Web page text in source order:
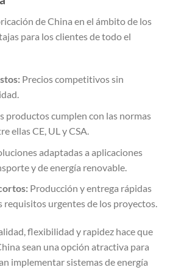
de China en el ámbito de los
para los clientes de todo el
Precios competitivos sin
productos cumplen con las normas
ellas CE, UL y CSA.
adaptadas a aplicaciones
y de energía renovable.
Producción y entrega rápidas
requisitos urgentes de los proyectos.
flexibilidad y rapidez hace que
sean una opción atractiva para
implementar sistemas de energía